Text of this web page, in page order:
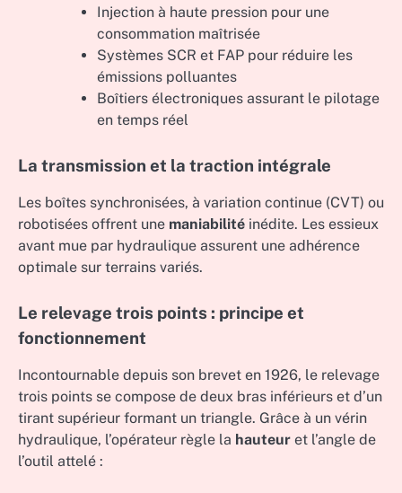
Injection à haute pression pour une
consommation maîtrisée
Systèmes SCR et FAP pour réduire les
émissions polluantes
Boîtiers électroniques assurant le pilotage
en temps réel
La transmission et la traction intégrale
Les boîtes synchronisées, à variation continue (CVT) ou
robotisées offrent une maniabilité inédite. Les essieux
avant mue par hydraulique assurent une adhérence
optimale sur terrains variés.
Le relevage trois points : principe et
fonctionnement
Incontournable depuis son brevet en 1926, le relevage
trois points se compose de deux bras inférieurs et d’un
tirant supérieur formant un triangle. Grâce à un vérin
hydraulique, l’opérateur règle la hauteur et l’angle de
l’outil attelé :